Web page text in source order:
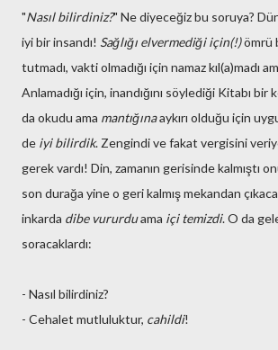
"Nasıl bilirdiniz?" Ne diyeceğiz bu soruya?
iyi bir insandı! Sağlığı elvermediği için(!)ömrü
tutmadı, vakti olmadığı için namaz kıl(a)madı
Anlamadığı için, inandığını söylediği Kitabı bir
da okudu ama mantığınaaykırı olduğu için
de iyi bilirdik. Zengindi ve fakat vergisini
gerek vardı! Din, zamanın gerisinde kalmıştı
son durağa yine o geri kalmış mekandan
inkarda dibe vururduama içi temizdi. O da
soracaklardı:
- Nasıl bilirdiniz?
- Cehalet mutluluktur, cahildi!